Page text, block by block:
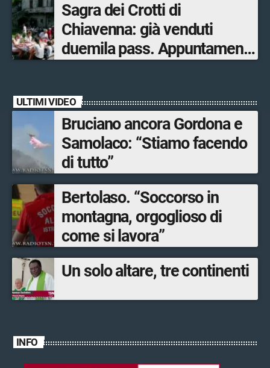
Sagra dei Crotti di
Chiavenna: già venduti
duemila pass. Appuntamento
ULTIMI VIDEO
Bruciano ancora Gordona e
Samolaco: “Stiamo facendo
di tutto”
Bertolaso. “Soccorso in
montagna, orgoglioso di
come si lavora”
Un solo altare, tre continenti
INFO